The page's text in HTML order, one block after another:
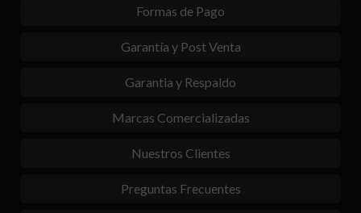
Formas de Pago
Garantía y Post Venta
Garantia y Respaldo
Marcas Comercializadas
Nuestros Clientes
Preguntas Frecuentes